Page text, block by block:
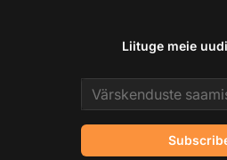
Liituge meie
Email address